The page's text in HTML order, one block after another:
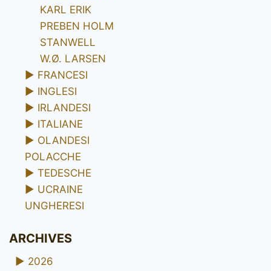
KARL ERIK
PREBEN HOLM
STANWELL
W.Ø. LARSEN
► FRANCESI
► INGLESI
► IRLANDESI
► ITALIANE
► OLANDESI
POLACCHE
► TEDESCHE
► UCRAINE
UNGHERESI
ARCHIVES
► 2026